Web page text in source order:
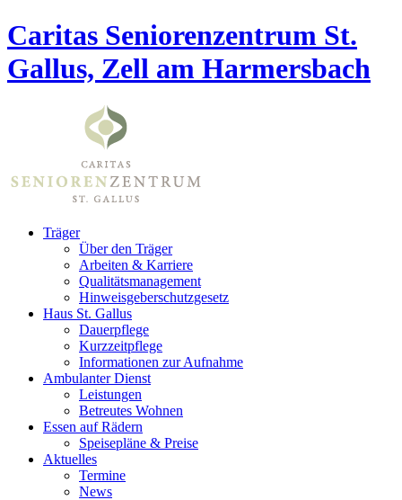
Caritas Seniorenzentrum St.
Gallus, Zell am Harmersbach
Träger
Über den Träger
Arbeiten & Karriere
Qualitätsmanagement
Hinweisgeberschutzgesetz
Haus St. Gallus
Dauerpflege
Kurzzeitpflege
Informationen zur Aufnahme
Ambulanter Dienst
Leistungen
Betreutes Wohnen
Essen auf Rädern
Speisepläne & Preise
Aktuelles
Termine
News